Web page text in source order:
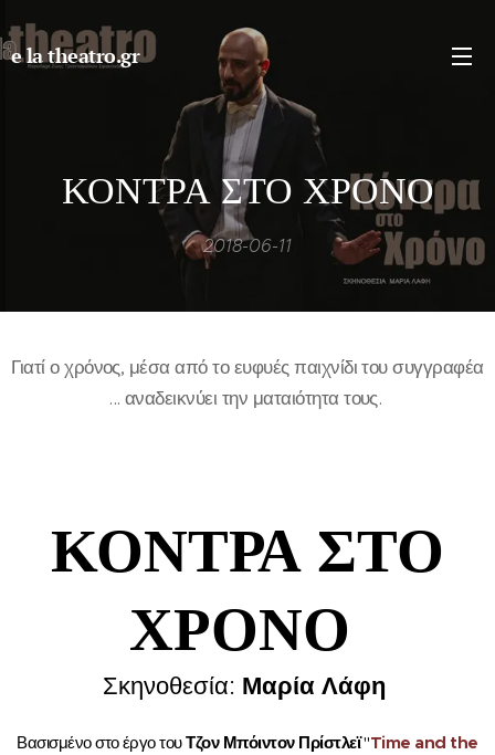
e la theatro.gr
ΚΟΝΤΡΑ ΣΤΟ ΧΡΟΝΟ
2018-06-11
Γιατί ο χρόνος, μέσα από το ευφυές παιχνίδι του συγγραφέα
... αναδεικνύει την ματαιότητα τους.
ΚΟΝΤΡΑ ΣΤΟ
ΧΡΟΝΟ
Σκηνοθεσία: Μαρία Λάφη
Βασισμένο στο έργο τουΤζον Μπόιντον Πρίστλεϊ"Time and the